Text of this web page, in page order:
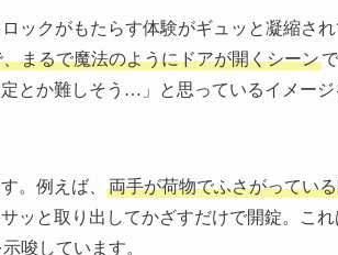
ックがもたらす体験がギュッと凝縮され
まるで魔法のようにドアが開くシーン
とか難しそう…」と思っているイメージ
。例えば、 両手が荷物でふさがってい
ッと取り出してかざすだけで開錠。これ
唆しています。